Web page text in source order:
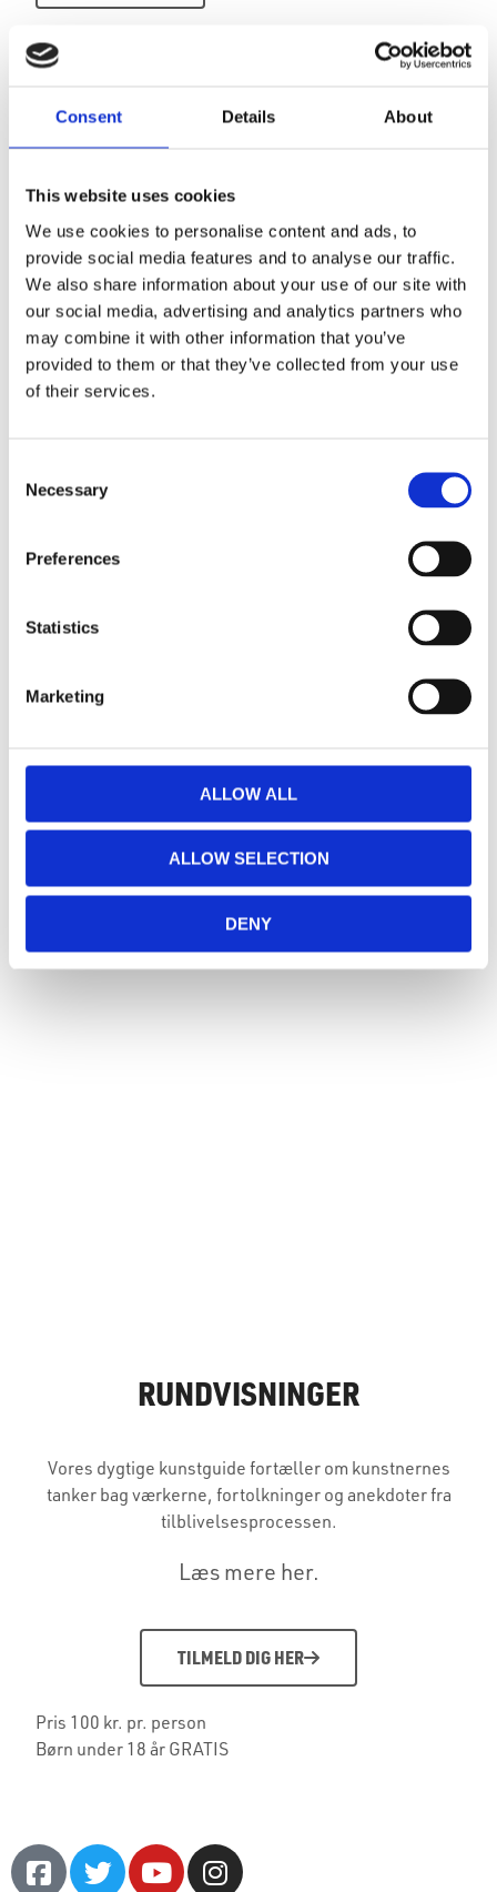
Consent Details About
This website uses cookies
We use cookies to personalise content and ads, to
provide social media features and to analyse our traffic.
We also share information about your use of our site with
our social media, advertising and analytics partners who
may combine it with other information that you’ve
provided to them or that they’ve collected from your use
of their services.
Selection
Necessary
Preferences
Statistics
Marketing
ALLOW ALL
ALLOW SELECTION
DENY
YOUNG
ARTist, og mange tusinde oplever årligt værkerne på
19 af værkerne er belyst og giver dermed en særlig
Samlingen, som er åben døgnet og året rundt, udvides
inviterer Holbæk Art skiftende kuratorer til at tegne
den kunstneriske profil.
UDFORSK SAMLINGEN
RUNDVISNINGER
Vores dygtige kunstguide fortæller om kunstnernes
tanker bag værkerne, fortolkninger og anekdoter fra
tilblivelsesprocessen.
Læs mere her.
TILMELD DIG HER
Pris 100 kr. pr. person
Børn under 18 år GRATIS